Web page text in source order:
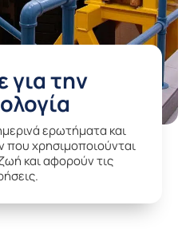
για την
ερωτήματα και
χρησιμοποιούνται
και αφορούν τις